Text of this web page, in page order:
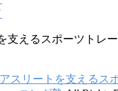
支えるスポーツトレ
アスリートを支えるス